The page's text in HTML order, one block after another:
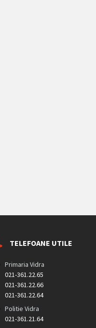
TELEFOANE UTILE
Primaria Vidra
021-361.22.65
021-361.22.66
021-361.22.64
Politie Vidra
021-361.21.64